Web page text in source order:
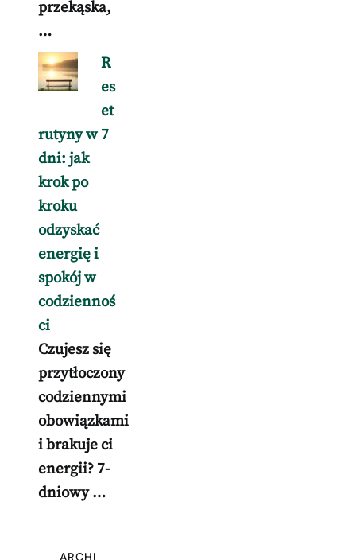
przekąska,
…
R
es
et
rutyny w 7
dni: jak
krok po
kroku
odzyskać
energię i
spokój w
codziennoś
ci
Czujesz się
przytłoczony
codziennymi
obowiązkami
i brakuje ci
energii? 7-
dniowy …